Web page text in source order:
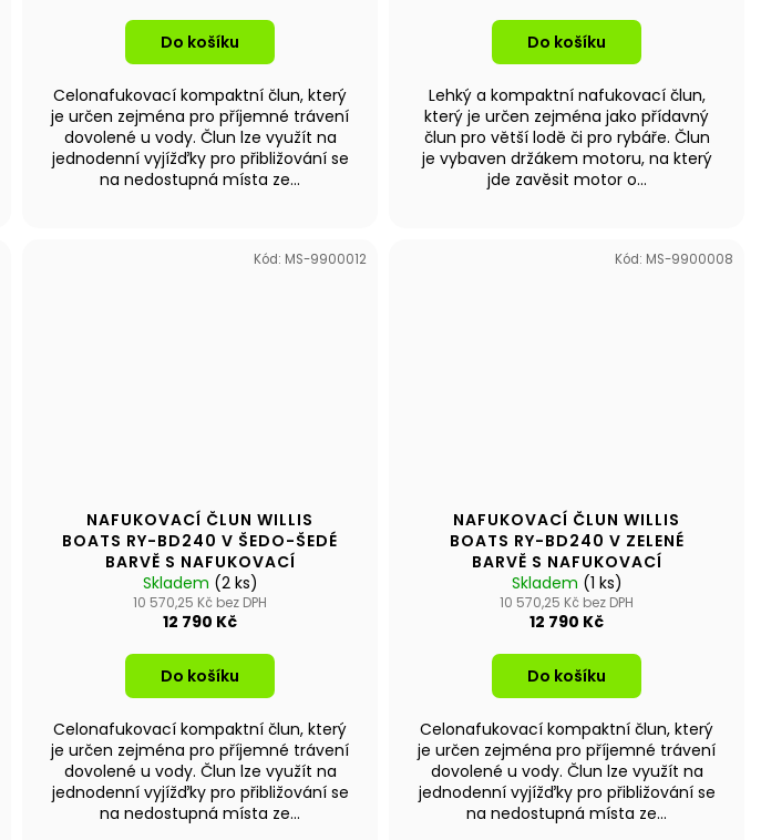
Do košíku
Celonafukovací kompaktní člun, který
je určen zejména pro příjemné trávení
dovolené u vody. Člun lze využít na
jednodenní vyjížďky pro přibližování se
na nedostupná místa ze...
Do košíku
Lehký a kompaktní nafukovací člun,
který je určen zejména jako přídavný
člun pro větší lodě či pro rybáře. Člun
je vybaven držákem motoru, na který
jde zavěsit motor o...
NAFUKOVACÍ ČLUN WILLIS
BOATS RY-BD240 V ŠEDO-ŠEDÉ
BARVĚ S NAFUKOVACÍ
PODLAHOU
Skladem (2 ks)
10 570,25 Kč bez DPH
12 790 Kč
Do košíku
Celonafukovací kompaktní člun, který
je určen zejména pro příjemné trávení
dovolené u vody. Člun lze využít na
jednodenní vyjížďky pro přibližování se
na nedostupná místa ze...
Kód: MS-9900012
NAFUKOVACÍ ČLUN WILLIS
BOATS RY-BD240 V ZELENÉ
BARVĚ S NAFUKOVACÍ
PODLAHOU
Skladem (1 ks)
10 570,25 Kč bez DPH
12 790 Kč
Do košíku
Celonafukovací kompaktní člun, který
je určen zejména pro příjemné trávení
dovolené u vody. Člun lze využít na
jednodenní vyjížďky pro přibližování se
na nedostupná místa ze...
Kód: MS-9900008